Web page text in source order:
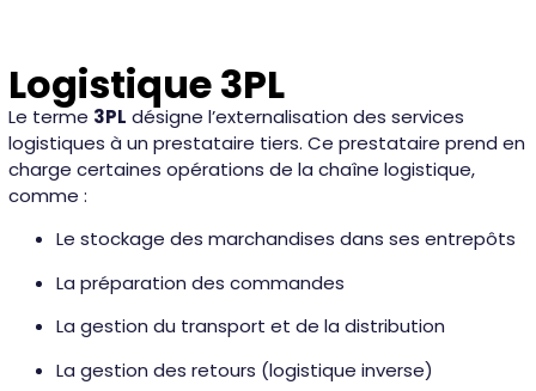
Logistique 3PL
Le terme 3PL désigne l’externalisation des services
logistiques à un prestataire tiers. Ce prestataire prend en
charge certaines opérations de la chaîne logistique,
comme :
Le stockage des marchandises dans ses entrepôts
La préparation des commandes
La gestion du transport et de la distribution
La gestion des retours (logistique inverse)